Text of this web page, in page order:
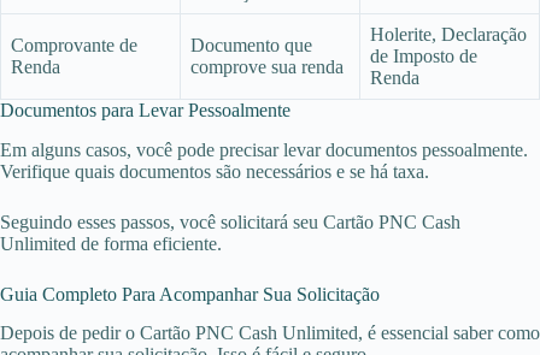
Comprovante de
Renda
Documento que
comprove sua renda
Holerite, Declaração
de Imposto de
Renda
Documentos para Levar Pessoalmente
Em alguns casos, você pode precisar levar documentos pessoalmente.
Verifique quais documentos são necessários e se há taxa.
Seguindo esses passos, você solicitará seu Cartão PNC Cash
Unlimited de forma eficiente.
Guia Completo Para Acompanhar Sua Solicitação
Depois de pedir o Cartão PNC Cash Unlimited, é essencial saber como